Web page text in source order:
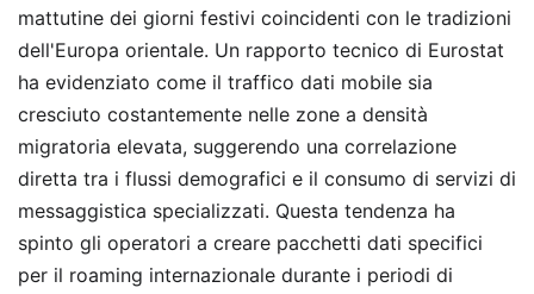
mattutine dei giorni festivi coincidenti con le tradizioni
dell'Europa orientale. Un rapporto tecnico di Eurostat
ha evidenziato come il traffico dati mobile sia
cresciuto costantemente nelle zone a densità
migratoria elevata, suggerendo una correlazione
diretta tra i flussi demografici e il consumo di servizi di
messaggistica specializzati. Questa tendenza ha
spinto gli operatori a creare pacchetti dati specifici
per il roaming internazionale durante i periodi di